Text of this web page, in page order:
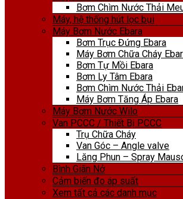
Bơm Chìm Nước Thải
Máy, hệ thống hút lọc bụi
Máy Bơm Nước Ebara
Bơm Trục Đứng Ebara
Máy Bơm Chữa Cháy
Bơm Tự Mồi Ebara
Bơm Ly Tâm Ebara
Bơm Chìm Nước Thải
Máy Bơm Tăng Áp Ebara
Máy Bơm Nước Wilo
Van PCCC / Thiết Bị PCCC
Trụ Chữa Cháy
Van Góc – Angle valve
Lăng Phun – Spray
Bình Giãn Nở
Cảm biến đo áp suất
Xem tất cả các danh mục